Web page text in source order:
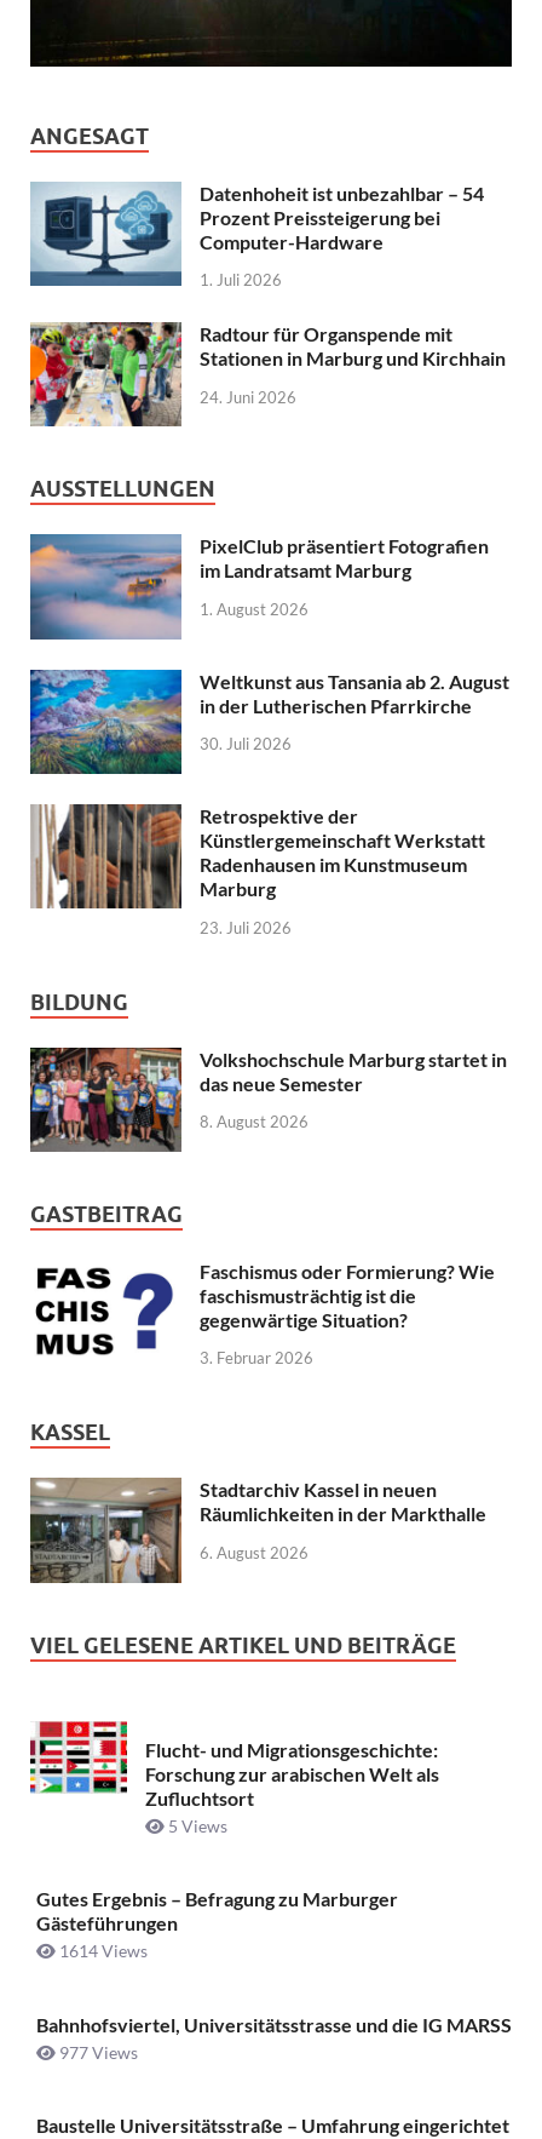
ANGESAGT
Datenhoheit ist unbezahlbar – 54
Prozent Preissteigerung bei
Computer-Hardware
1. Juli 2026
Radtour für Organspende mit
Stationen in Marburg und Kirchhain
24. Juni 2026
AUSSTELLUNGEN
PixelClub präsentiert Fotografien
im Landratsamt Marburg
1. August 2026
Weltkunst aus Tansania ab 2. August
in der Lutherischen Pfarrkirche
30. Juli 2026
Retrospektive der
Künstlergemeinschaft Werkstatt
Radenhausen im Kunstmuseum
Marburg
23. Juli 2026
BILDUNG
Volkshochschule Marburg startet in
das neue Semester
8. August 2026
GASTBEITRAG
Faschismus oder Formierung? Wie
faschismusträchtig ist die
gegenwärtige Situation?
3. Februar 2026
KASSEL
Stadtarchiv Kassel in neuen
Räumlichkeiten in der Markthalle
6. August 2026
VIEL GELESENE ARTIKEL UND BEITRÄGE
Flucht- und Migrationsgeschichte:
Forschung zur arabischen Welt als
Zufluchtsort
5 Views
Gutes Ergebnis – Befragung zu Marburger
Gästeführungen
1614 Views
Bahnhofsviertel, Universitätsstrasse und die IG MARSS
977 Views
Baustelle Universitätsstraße ­– Umfahrung eingerichtet